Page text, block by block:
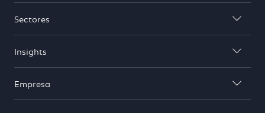

Sectores

Insights

Empresa